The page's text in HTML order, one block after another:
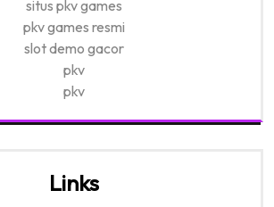
situs pkv games
pkv games resmi
slot demo gacor
pkv
pkv
Links